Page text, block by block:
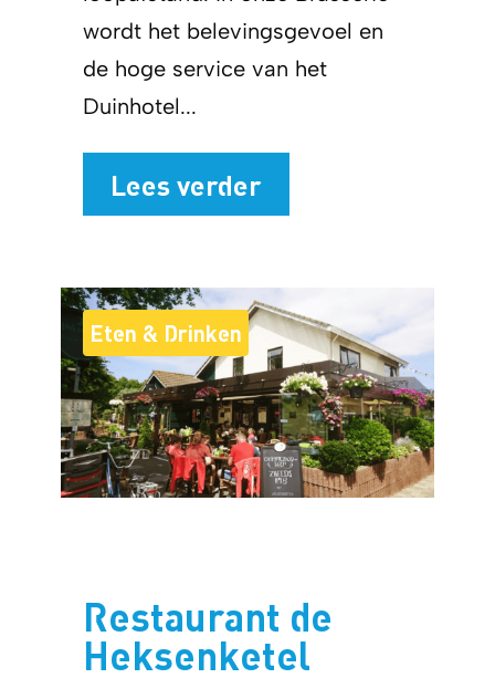
wordt het belevingsgevoel en
de hoge service van het
Duinhotel...
Lees verder
Eten & Drinken
Restaurant de
Heksenketel